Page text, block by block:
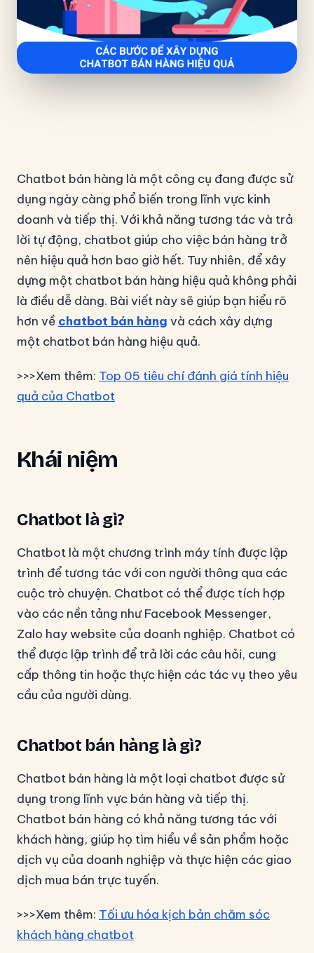
Chatbot bán hàng là một công cụ đang được sử
dụng ngày càng phổ biến trong lĩnh vực kinh
doanh và tiếp thị. Với khả năng tương tác và trả
lời tự động, chatbot giúp cho việc bán hàng trở
nên hiệu quả hơn bao giờ hết. Tuy nhiên, để xây
dựng một chatbot bán hàng hiệu quả không phải
là điều dễ dàng. Bài viết này sẽ giúp bạn hiểu rõ
hơn về chatbot bán hàng và cách xây dựng
một chatbot bán hàng hiệu quả.
>>>Xem thêm: Top 05 tiêu chí đánh giá tính hiệu
quả của Chatbot
Khái niệm
Chatbot là gì?
Chatbot là một chương trình máy tính được lập
trình để tương tác với con người thông qua các
cuộc trò chuyện. Chatbot có thể được tích hợp
vào các nền tảng như Facebook Messenger,
Zalo hay website của doanh nghiệp. Chatbot có
thể được lập trình để trả lời các câu hỏi, cung
cấp thông tin hoặc thực hiện các tác vụ theo yêu
cầu của người dùng.
Chatbot bán hàng là gì?
Chatbot bán hàng là một loại chatbot được sử
dụng trong lĩnh vực bán hàng và tiếp thị.
Chatbot bán hàng có khả năng tương tác với
khách hàng, giúp họ tìm hiểu về sản phẩm hoặc
dịch vụ của doanh nghiệp và thực hiện các giao
dịch mua bán trực tuyến.
>>>Xem thêm: Tối ưu hóa kịch bản chăm sóc
khách hàng chatbot